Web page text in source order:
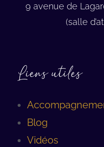
9 avenue de
(salle
Liens utiles
Blog
Vidéos